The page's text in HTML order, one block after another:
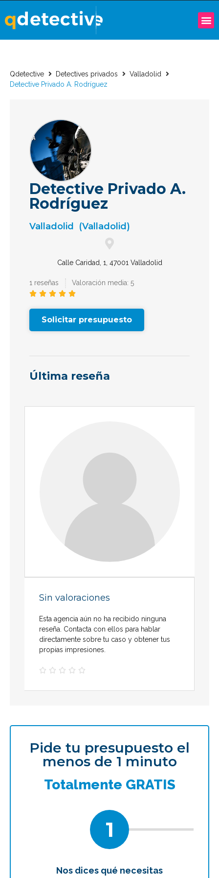
Qdetective Detectives privados
Valladolid
Detective Privado A. Rodríguez
Detective Privado A.
Rodríguez
Valladolid (Valladolid)
Calle Caridad, 1, 47001 Valladolid
1 reseñas Valoración media: 5
    
Solicitar presupuesto
Última reseña
Sin valoraciones
Esta agencia aún no ha recibido ninguna
reseña. Contacta con ellos para hablar
directamente sobre tu caso y obtener tus
propias impresiones.
    
Pide tu presupuesto el
menos de 1 minuto
Totalmente GRATIS
1
Nos dices qué necesitas